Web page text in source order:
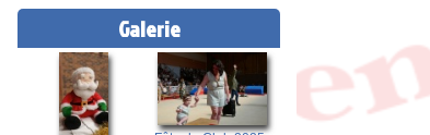
Galerie